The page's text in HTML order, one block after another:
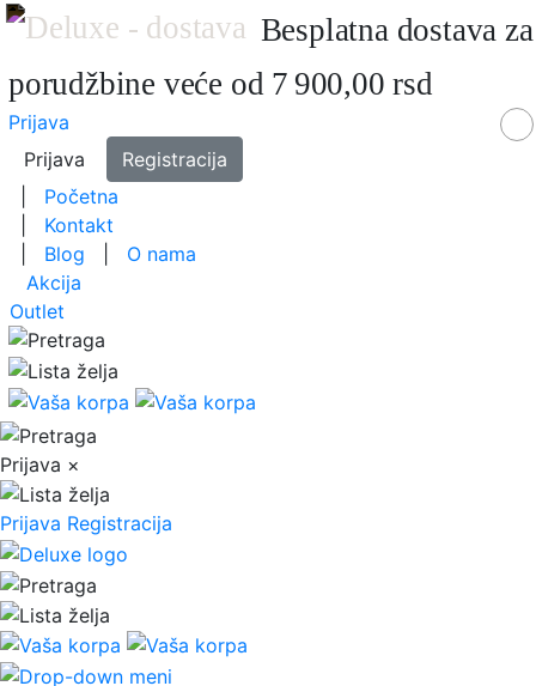
Besplatna dostava za
porudžbine veće od 7 900,00 rsd
Prijava
Prijava
Registracija
Početna
Kontakt
Blog
O nama
Akcija
Outlet
Prijava ×
Prijava Registracija